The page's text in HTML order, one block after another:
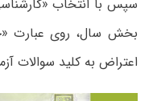
بخش سال، روی عبارت
اعتراض به کلید سوالات